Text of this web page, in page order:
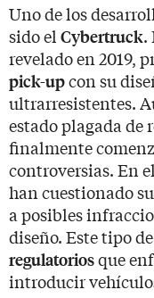
Uno de los
sido el Cybertruck.
revelado en 2019,
pick-upcon su
ultrarresistentes.
estado plagada de
finalmente
controversias. En
han cuestionado
a posibles
diseño. Este tipo
regulatoriosque
introducir